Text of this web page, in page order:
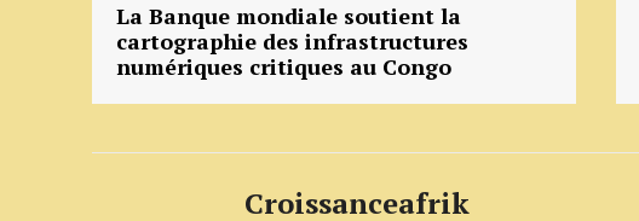
La Banque mondiale soutient la
cartographie des infrastructures
numériques critiques au Congo
Croissanceafrik